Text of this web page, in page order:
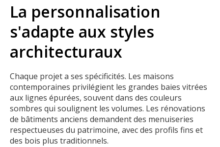
La personnalisation
s'adapte aux styles
architecturaux
Chaque projet a ses spécificités. Les maisons
contemporaines privilégient les grandes baies vitrées
aux lignes épurées, souvent dans des couleurs
sombres qui soulignent les volumes. Les rénovations
de bâtiments anciens demandent des menuiseries
respectueuses du patrimoine, avec des profils fins et
des bois plus traditionnels.